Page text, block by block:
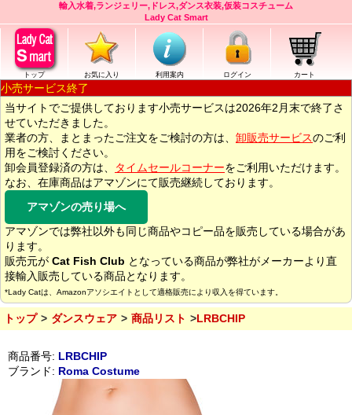
輸入水着,ランジェリー,ドレス,ダンス衣装,仮装コスチューム
Lady Cat Smart
トップ お気に入り 利用案内 ログイン カート
小売サービス終了
当サイトでご提供しております小売サービスは2026年2月末で終了さ
せていただきました。
業者の方、まとまったご注文をご検討の方は、 卸販売サービスのご利
用をご検討ください。
卸会員登録済の方は、
タイムセールコーナーをご利用いただけます。
なお、在庫商品はアマゾンにて販売継続しております。
アマゾンの売り場へ
アマゾンでは弊社以外も同じ商品やコピー品を販売している場合があ
ります。
販売元が Cat Fish Club となっている商品が弊社がメーカーより直
接輸入販売している商品となります。
*Lady Catは、Amazonアソシエイトとして適格販売により収入を得ています。
トップ ダンスウェア 商品リスト LRBCHIP
商品番号: LRBCHIP
ブランド: Roma Costume